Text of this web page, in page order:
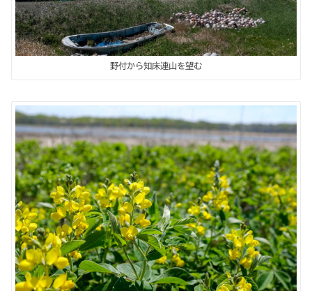
野付から知床連山を望む